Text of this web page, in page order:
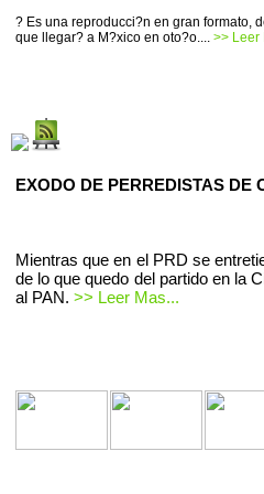
? Es una reproducci?n en gran formato,
que llegar? a M?xico en oto?o.... >> Leer
EXODO DE PERREDISTAS DE
Mientras que en el PRD se
de lo que quedo del partido en la
al PAN. >> Leer Mas...